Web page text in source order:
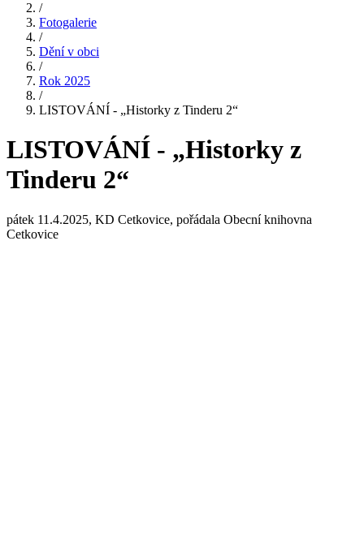
/
Fotogalerie
/
Dění v obci
/
Rok 2025
/
LISTOVÁNÍ - „Historky z Tinderu 2“
LISTOVÁNÍ - „Historky z
Tinderu 2“
pátek 11.4.2025, KD Cetkovice, pořádala Obecní knihovna
Cetkovice